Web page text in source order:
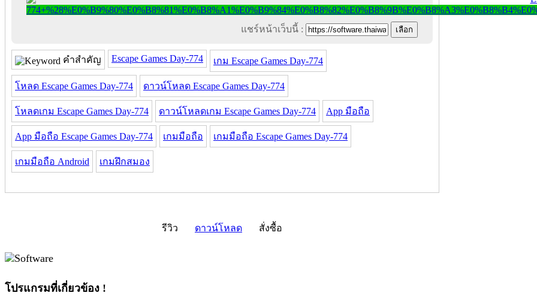
แชร์หน้าเว็บนี้ :
คำสำคัญ Escape Games Day-774 เกม Escape Games Day-774
โหลด Escape Games Day-774 ดาวน์โหลด Escape Games Day-774
โหลดเกม Escape Games Day-774 ดาวน์โหลดเกม Escape Games Day-774 App มือถือ
App มือถือ Escape Games Day-774 เกมมือถือ เกมมือถือ Escape Games Day-774
เกมมือถือ Android เกมฝึกสมอง
รีวิว ดาวน์โหลด สั่งซื้อ
โปรแกรมที่เกี่ยวข้อง !